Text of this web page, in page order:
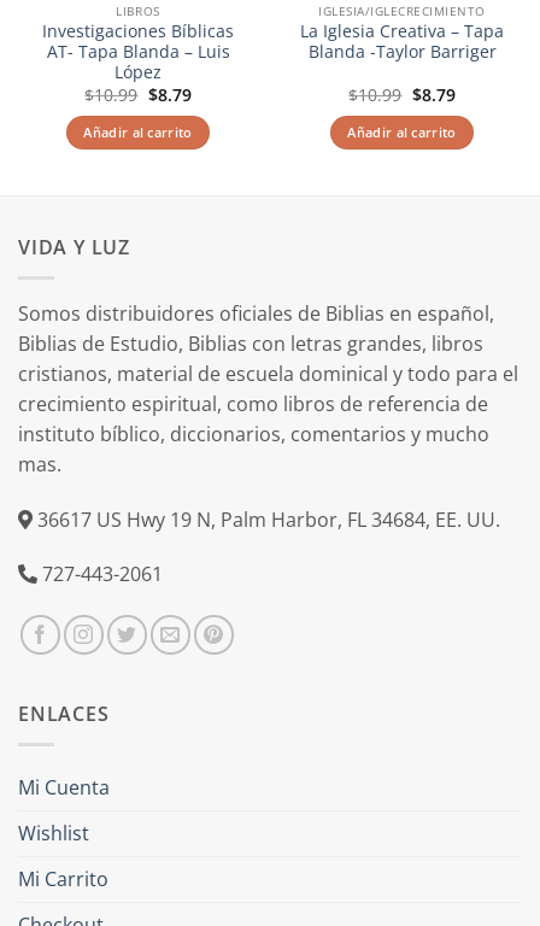
LIBROS
Investigaciones Bíblicas
AT- Tapa Blanda – Luis
López
$10.99 El
precio
original
era:
$10.99.
$8.79El
actual
es:
$8.79.
Añadir al carrito
IGLESIA/IGLECRECIMIENTO
La Iglesia Creativa – Tapa
Blanda -Taylor Barriger
$10.99 El
precio
original
era:
$10.99.
$8.79El
actual
es:
$8.79.
Añadir al carrito
VIDA Y LUZ
Somos distribuidores oficiales de Biblias en español,
Biblias de Estudio, Biblias con letras grandes, libros
cristianos, material de escuela dominical y todo para el
crecimiento espiritual, como libros de referencia de
instituto bíblico, diccionarios, comentarios y mucho
mas.
36617 US Hwy 19 N, Palm Harbor, FL 34684, EE. UU.
727-443-2061
ENLACES
Mi Cuenta
Wishlist
Mi Carrito